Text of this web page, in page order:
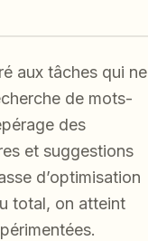
aux tâches qui ne
de mots-
des
et suggestions
d’optimisation
total, on atteint